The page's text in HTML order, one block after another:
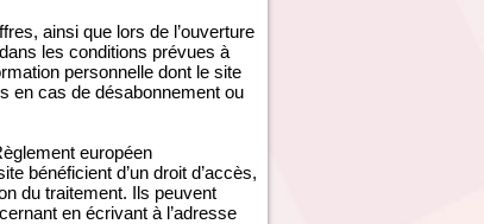
ainsi que lors de l’ouverture
les conditions prévues à
personnelle dont le site
en cas de désabonnement ou
européen
bénéficient d’un droit d’accès,
du traitement. Ils peuvent
en écrivant à l’adresse